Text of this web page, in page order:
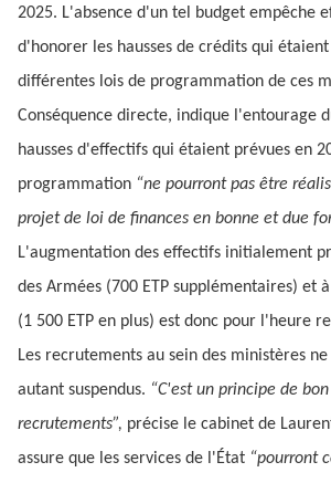
2025. L'absence d'un tel budget empêche
d'honorer les hausses de crédits qui
différentes lois de programmation de ces
Conséquence directe, indique l'entourage
hausses d'effectifs qui étaient prévues en
programmation “ne pourront pas être
projet de loi de finances en bonne et due
L'augmentation des effectifs initialement
des Armées (700 ETP supplémentaires) et
(1 500 ETP en plus) est donc pour l'heure
Les recrutements au sein des ministères
autant suspendus. “C'est un principe de
recrutements”, précise le cabinet de
assure que les services de l'État “pourront